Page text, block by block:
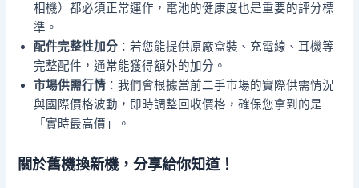
相機）都必須正常運作，電池的健康度也是重要的評分標
準。
配件完整性加分 ：若您能提供原廠盒裝、充電線、耳機等
完整配件，通常能獲得額外的加分。
市場供需行情 ：我們會根據當前二手市場的實際供需情況
與國際價格波動，即時調整回收價格，確保您拿到的是
「實時最高價」。
關於舊機換新機，分享給你知道！